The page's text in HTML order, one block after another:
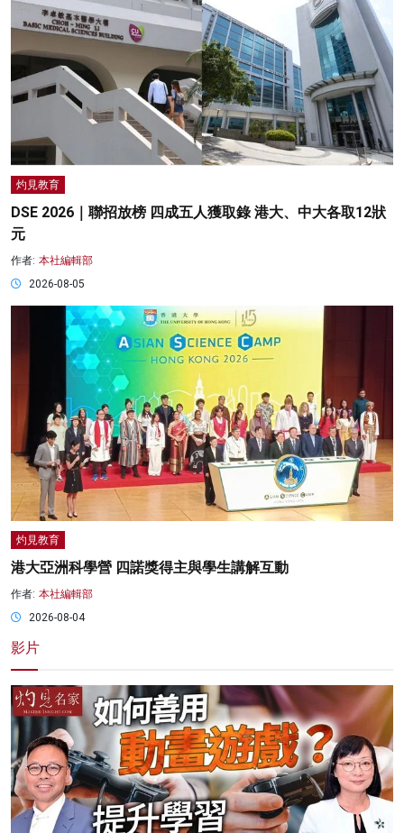
灼見教育
DSE 2026｜聯招放榜 四成五人獲取錄 港大、中大各取12狀
元
作者: 本社編輯部
2026-08-05
灼見教育
港大亞洲科學營 四諾獎得主與學生講解互動
作者: 本社編輯部
2026-08-04
影片